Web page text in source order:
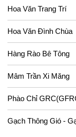
Hoa Văn Trang Trí
Hoa Văn Đình Chùa
Hàng Rào Bê Tông
Mâm Trần Xi Măng
Phào Chỉ
Gạch Thông Gió -